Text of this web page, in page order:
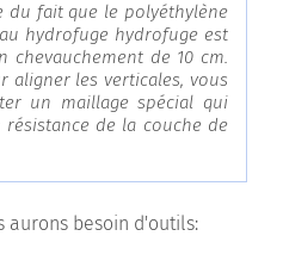
du fait que le polyéthylène
hydrofuge hydrofuge est
chevauchement de 10 cm.
aligner les verticales, vous
un maillage spécial qui
résistance de la couche de
aurons besoin d'outils: